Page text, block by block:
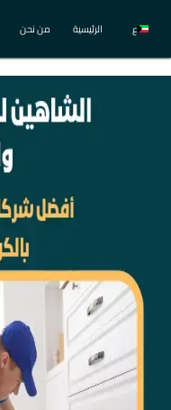
ع الرئيسية من نحن